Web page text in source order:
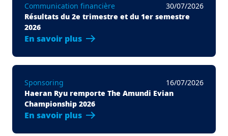
Communication financière
30/07/2026
Résultats du 2e trimestre et du 1er semestre
2026
En savoir plus
Sponsoring
16/07/2026
Haeran Ryu remporte The Amundi Evian
Championship 2026
En savoir plus